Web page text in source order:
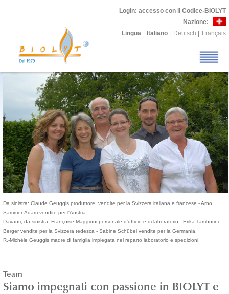
Login: accesso con il Codice-BIOLYT
Nazione:
Lingua: Italiano Deutsch Français
Da sinistra: Claude Geuggis produttore, vendite per la Svizzera italiana e francese - Arno
Sammer-Adam vendite per l'Austria.
Davanti, da sinistra: Françoise Maggioni personale d'ufficio e di laboratorio - Erika Tamburini-
Berger vendite per la Svizzera tedesca - Sabine Schübel vendite per la Germania.
R.-Michèle Geuggis madre di famiglia impiegata nel reparto laboratorio e spedizioni.
Team
Siamo impegnati con passione in BIOLYT e